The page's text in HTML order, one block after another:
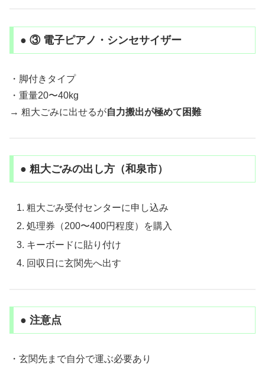
● ③ 電子ピアノ・シンセサイザー
・脚付きタイプ
・重量20〜40kg
→ 粗大ごみに出せるが自力搬出が極めて困難
● 粗大ごみの出し方（和泉市）
粗大ごみ受付センターに申し込み
処理券（200〜400円程度）を購入
キーボードに貼り付け
回収日に玄関先へ出す
● 注意点
・玄関先まで自分で運ぶ必要あり